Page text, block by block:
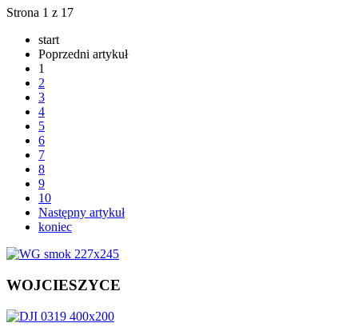
Strona 1 z 17
start
Poprzedni artykuł
1
2
3
4
5
6
7
8
9
10
Następny artykuł
koniec
WOJCIESZYCE